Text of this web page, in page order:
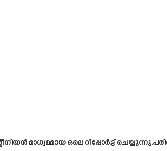
മാധ്യമമായ ഒലെ റിപ്പോർട്ട്